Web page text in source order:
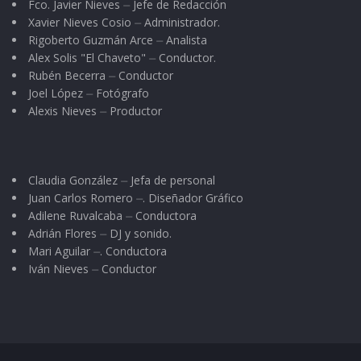
Señor, siguió hablando:
Tú no sabías que al rico le convenía perder la
bolsa, pues llevaba en ella el precio de la virginidad
de una joven mujer.
muchacho que iba a ser golpeado, sus heridas
le hubiesen impedido realizar el viaje que para
él resultaría fatal. Ahora, hace unos minutos
acaba de zozobrar el barco y él ha perdido la
Fco. Javier Nieves ⏤ Jefe de Redacción
Xavier Nieves Cosio ⏤ Administrador.
Rigoberto Guzmán Arce ⏤ Analista
Alex Solis "El Chaveto" ⏤ Conductor.
Rubén Becerra ⏤ Conductor
Joel López ⏤ Fotógrafo
Alexis Nieves ⏤ Productor
Claudia González ⏤ Jefa de personal
Juan Carlos Romero ⏤. Diseñador Gráfico
Adilene Ruvalcaba ⏤ Conductora
Adrián Flores ⏤ DJ y sonido.
Mari Aguilar ⏤. Conductora
Iván Nieves ⏤ Conductor